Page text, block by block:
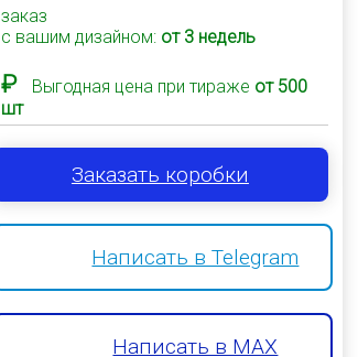
заказ
с вашим дизайном: от 3 недель
₽ Выгодная цена при тираже от 500
шт
Заказать коробки
Написать в Telegram
Написать в MAX